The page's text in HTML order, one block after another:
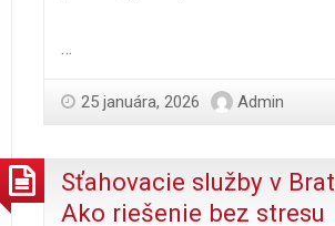
25 januára, 2026 Admin
Sťahovacie služby v
Ako riešenie bez stresu